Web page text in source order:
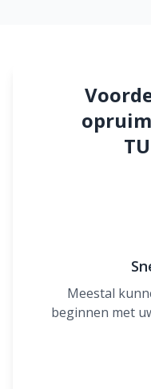
Meestal
beginnen met